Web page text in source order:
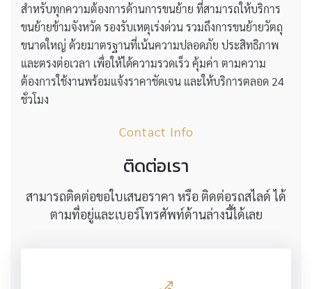
สำหรับทุกความต้องการด้านการขนย้าย ที่สามารถให้บริการ
ขนย้ายข้ามจังหวัด รองรับเหตุเร่งด่วน รวมถึงการขนย้ายวัตถุ
ขนาดใหญ่ ด้วยมาตรฐานที่เน้นความปลอดภัย ประสิทธิภาพ
และตรงต่อเวลา เพื่อให้ได้ความรวดเร็ว คุ้มค่า ตามความ
ต้องการใช้งานพร้อมแจ้งราคาชัดเจน และให้บริการตลอด 24
ชั่วโมง
Contact Info
ติดต่อเรา
สามารถติดต่อขอใบเสนอราคา หรือ ติดต่อรถสไลด์ ได้
ตามที่อยู่และเบอร์โทรศัพท์ด้านล่างนี้ได้เลย